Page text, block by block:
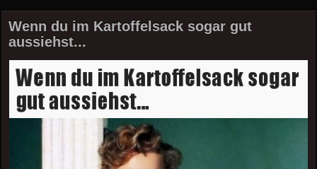
Wenn du im Kartoffelsack sogar gut
aussiehst...